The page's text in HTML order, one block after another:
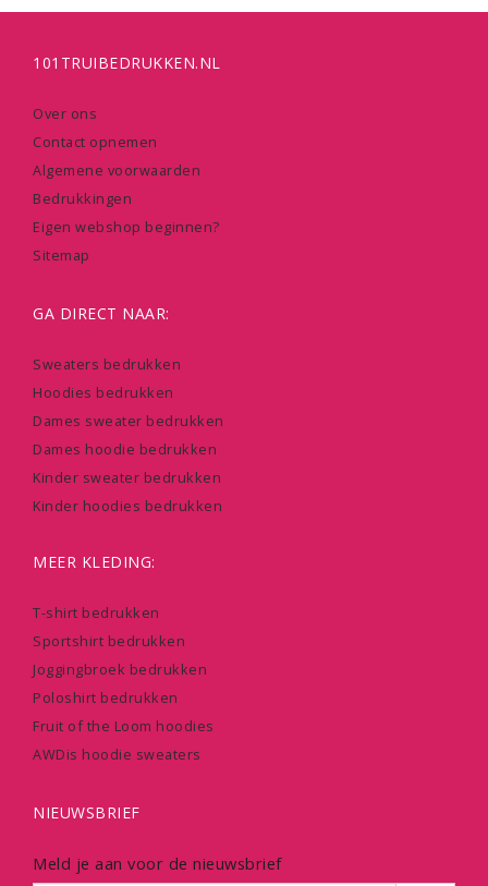
101TRUIBEDRUKKEN.NL
Over ons
Contact opnemen
Algemene voorwaarden
Bedrukkingen
Eigen webshop beginnen?
Sitemap
GA DIRECT NAAR:
Sweaters bedrukken
Hoodies bedrukken
Dames sweater bedrukken
Dames hoodie bedrukken
Kinder sweater bedrukken
Kinder hoodies bedrukken
MEER KLEDING:
T-shirt bedrukken
Sportshirt bedrukken
Joggingbroek bedrukken
Poloshirt bedrukken
Fruit of the Loom hoodies
AWDis hoodie sweaters
NIEUWSBRIEF
Meld je aan voor de nieuwsbrief